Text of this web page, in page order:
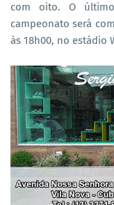
com oito. O
campeonato será
às 18h00, no estádio